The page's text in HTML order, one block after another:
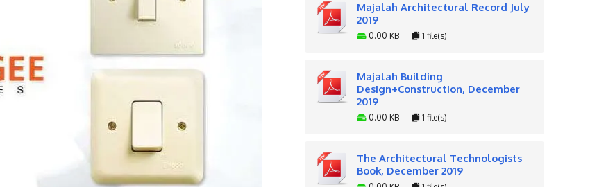
Majalah Architectural Record July
2019
0.00 KB 1 file(s)
Majalah Building
Design+Construction, December
2019
0.00 KB 1 file(s)
The Architectural Technologists
Book, December 2019